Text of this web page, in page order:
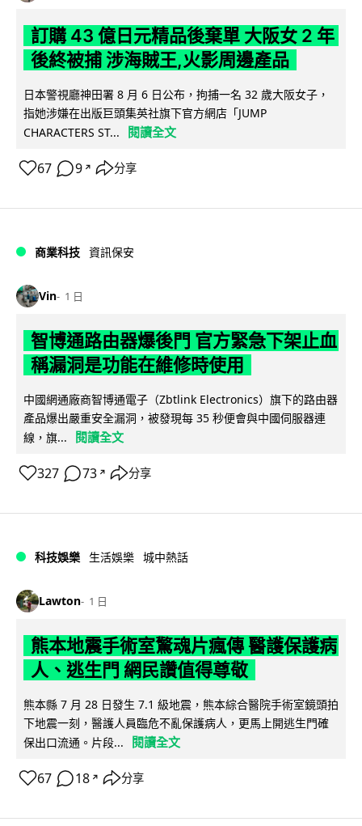
訂購 43 億日元精品後棄單 大阪女 2 年
後終被捕 涉海賊王,火影周邊產品
日本警視廳神田署 8 月 6 日公布，拘捕一名 32 歲大阪女子，
指她涉嫌在出版巨頭集英社旗下官方網店「JUMP
CHARACTERS ST...
閱讀全文
67 9 ↗ 分享
商業科技 資訊保安
Vin 1 日
智博通路由器爆後門 官方緊急下架止血
稱漏洞是功能在維修時使用
中國網通廠商智博通電子（Zbtlink Electronics）旗下的路由器
產品爆出嚴重安全漏洞，被發現每 35 秒便會與中國伺服器連
線，旗...
閱讀全文
327 73 ↗ 分享
科技娛樂 生活娛樂 城中熱話
Lawton 1 日
熊本地震手術室驚魂片瘋傳 醫護保護病
人、逃生門 網民讚值得尊敬
熊本縣 7 月 28 日發生 7.1 級地震，熊本綜合醫院手術室鏡頭拍
下地震一刻，醫護人員臨危不亂保護病人，更馬上開逃生門確
保出口流通。片段...
閱讀全文
67 18 ↗ 分享